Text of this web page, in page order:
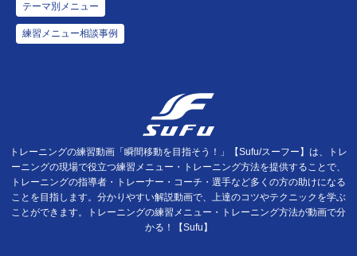
テーマ別メニュー
練習メニュー相談事例
トレーニングの練習動画「瞬間移動を目指そう！」【Sufu/スーフー】は、トレ
ーニングの現場で役立つ練習メニュー・トレーニング方法を提供することで、
トレーニングの指導者・トレーナー・コーチ・選手など多くの方の助けになる
ことを目指します。分かりやすい解説動画で、上達のコツやテクニックを学ぶ
ことができます。トレーニングの練習メニュー・トレーニング方法が動画で分
かる！【Sufu】